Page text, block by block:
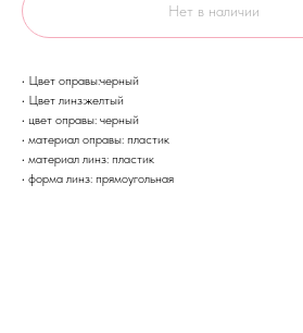
Нет в наличии
• Цвет оправы:черный
• Цвет линз:желтый
• цвет оправы: черный
• материал оправы: пластик
• материал линз: пластик
• форма линз: прямоугольная